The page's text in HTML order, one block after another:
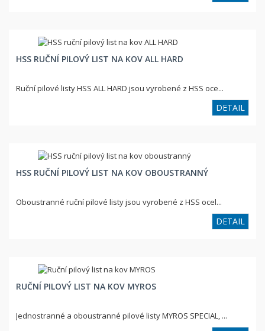
HSS RUČNÍ PILOVÝ LIST NA KOV ALL HARD
Ruční pilové listy HSS ALL HARD jsou vyrobené z HSS oce...
DETAIL
HSS RUČNÍ PILOVÝ LIST NA KOV OBOUSTRANNÝ
Oboustranné ruční pilové listy jsou vyrobené z HSS ocel...
DETAIL
RUČNÍ PILOVÝ LIST NA KOV MYROS
Jednostranné a oboustranné pilové listy MYROS SPECIAL, ...